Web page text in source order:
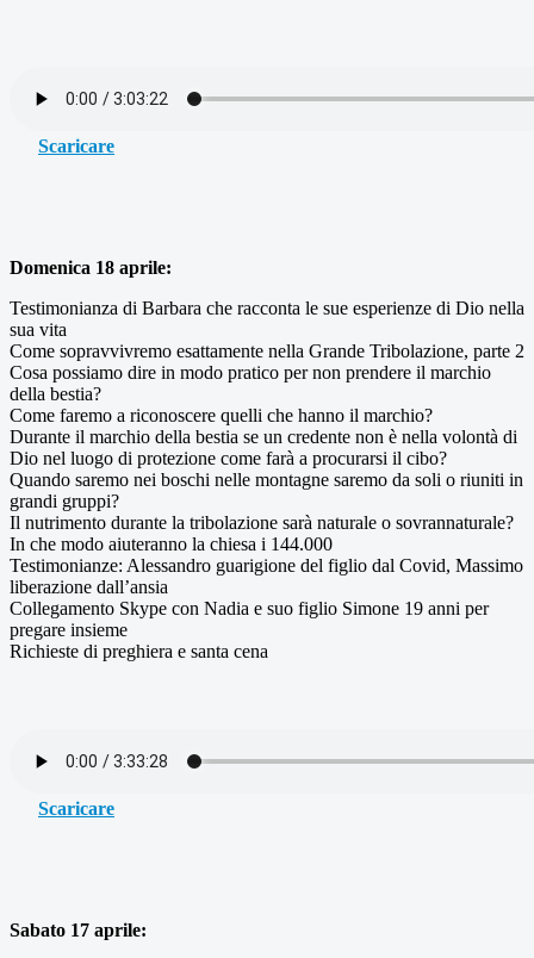
Scaricare
Domenica 18 aprile:
Testimonianza di Barbara che racconta le sue esperienze di Dio nella
sua vita
Come sopravvivremo esattamente nella Grande Tribolazione, parte 2
Cosa possiamo dire in modo pratico per non prendere il marchio
della bestia?
Come faremo a riconoscere quelli che hanno il marchio?
Durante il marchio della bestia se un credente non è nella volontà di
Dio nel luogo di protezione come farà a procurarsi il cibo?
Quando saremo nei boschi nelle montagne saremo da soli o riuniti in
grandi gruppi?
Il nutrimento durante la tribolazione sarà naturale o sovrannaturale?
In che modo aiuteranno la chiesa i 144.000
Testimonianze: Alessandro guarigione del figlio dal Covid, Massimo
liberazione dall’ansia
Collegamento Skype con Nadia e suo figlio Simone 19 anni per
pregare insieme
Richieste di preghiera e santa cena
Scaricare
Sabato 17 aprile: